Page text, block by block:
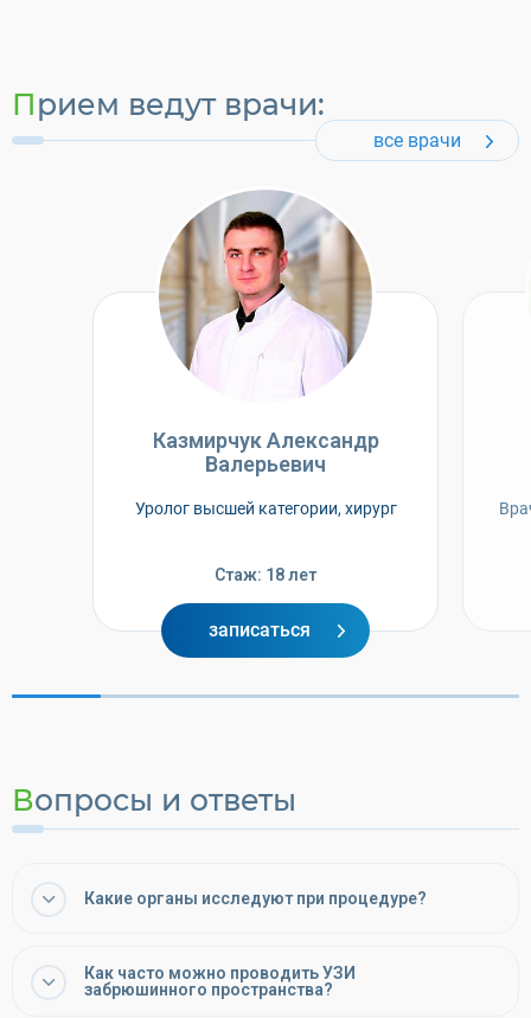
Прием ведут врачи:
все врачи
Казмирчук Александр
Валерьевич
Уролог высшей категории, хирург
Стаж: 18 лет
записаться
Вопросы и ответы
Какие органы исследуют при процедуре?
Как часто можно проводить УЗИ
забрюшинного пространства?